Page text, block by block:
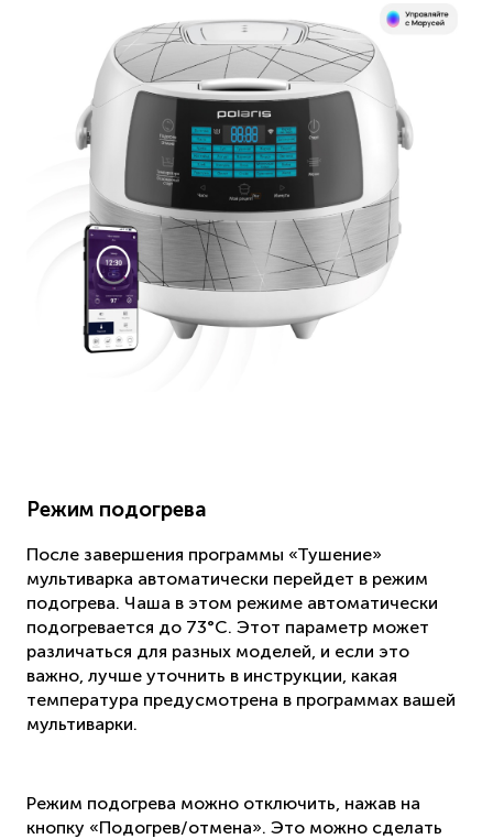
Режим подогрева
После завершения программы «Тушение»
мультиварка автоматически перейдет в режим
подогрева. Чаша в этом режиме автоматически
подогревается до 73°C. Этот параметр может
различаться для разных моделей, и если это
важно, лучше уточнить в инструкции, какая
температура предусмотрена в программах вашей
мультиварки.
Режим подогрева можно отключить, нажав на
кнопку «Подогрев/отмена». Это можно сделать